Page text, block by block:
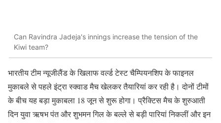
Can Ravindra Jadeja's innings increase the tension of the
Kiwi team?
भारतीय टीम न्यूजीलैंड के खिलाफ वर्ल्ड टेस्ट चैम्पियनशिप के फाइनल
मुकाबले से पहले इंट्रा स्क्वाड मैच खेलकर तैयारियां कर रही है। दोनों टीमों
के बीच यह बड़ा मुकाबला 18 जून से शुरू होगा। प्रैक्टिस मैच के शुरुआती
दिन युवा ऋषभ पंत और शुभमन गिल के बल्ले से बड़ी पारियां निकलीं और इन